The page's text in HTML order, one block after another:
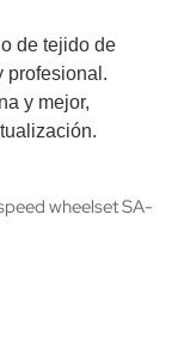
de tejido de
profesional.
y mejor,
wheelset SA-